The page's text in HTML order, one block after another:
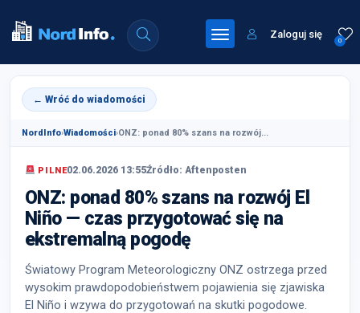
0
Zaloguj się
← Wróć do wiadomości
NordInfo›Wiadomości›ONZ: ponad 80% szans na rozwój...
PILNE02.06.2026 13:55Źródło: Aftenposten
ONZ: ponad 80% szans na rozwój El
Niño — czas przygotować się na
ekstremalną pogodę
Światowy Program Meteorologiczny ONZ ostrzega przed
wysokim prawdopodobieństwem pojawienia się zjawiska
El Niño i wzywa do przygotowań na skutki pogodowe.